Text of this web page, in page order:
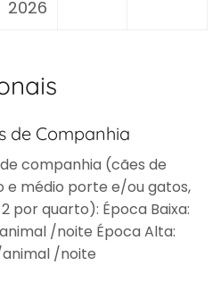
2026
de Companhia
companhia (cães de
e médio porte e/ou gatos,
por quarto): Época Baixa:
/noite Época Alta:
/noite